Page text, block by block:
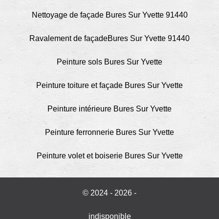
Nettoyage de façade Bures Sur Yvette 91440
Ravalement de façadeBures Sur Yvette 91440
Peinture sols Bures Sur Yvette
Peinture toiture et façade Bures Sur Yvette
Peinture intérieure Bures Sur Yvette
Peinture ferronnerie Bures Sur Yvette
Peinture volet et boiserie Bures Sur Yvette
© 2024 - 2026 -
indisponible